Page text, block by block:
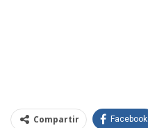
Compartir Facebook